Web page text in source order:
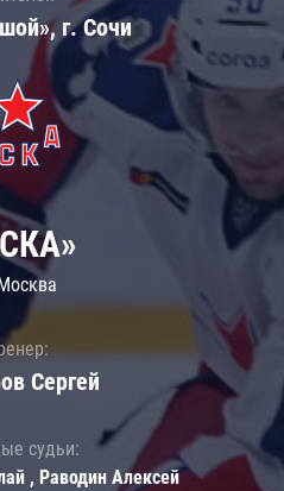
г. Сочи
Сергей
судьи:
, Раводин Алексей